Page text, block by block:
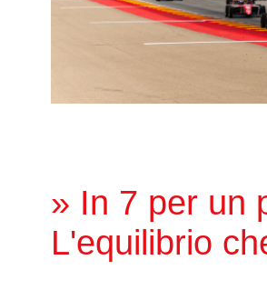
» In 7 per un
L'equilibrio